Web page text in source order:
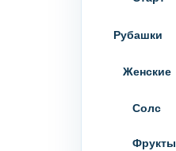
Рубашки
Женские
Солс
Фрукты